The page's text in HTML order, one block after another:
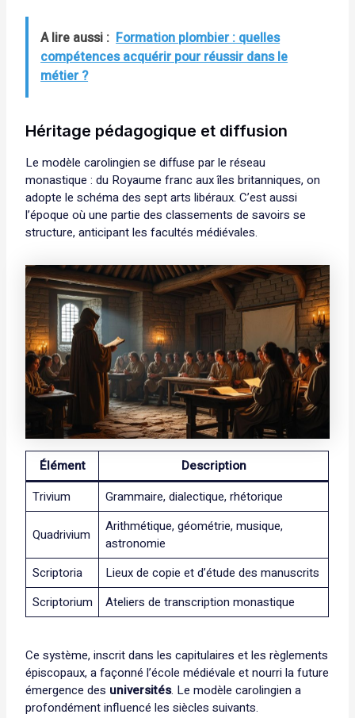
A lire aussi : Formation plombier : quelles
compétences acquérir pour réussir dans le
métier ?
Héritage pédagogique et diffusion
Le modèle carolingien se diffuse par le réseau
monastique : du Royaume franc aux îles britanniques, on
adopte le schéma des sept arts libéraux. C’est aussi
l’époque où une partie des classements de savoirs se
structure, anticipant les facultés médiévales.
Élément
Description
Trivium
Grammaire, dialectique, rhétorique
Quadrivium
Arithmétique, géométrie, musique,
astronomie
Scriptoria
Lieux de copie et d’étude des manuscrits
Scriptorium
Ateliers de transcription monastique
Ce système, inscrit dans les capitulaires et les règlements
épiscopaux, a façonné l’école médiévale et nourri la future
émergence des universités. Le modèle carolingien a
profondément influencé les siècles suivants.